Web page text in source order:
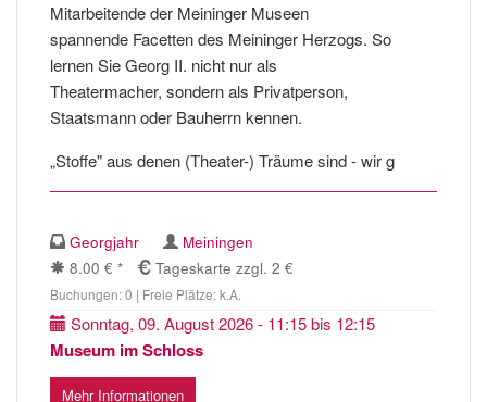
Mitarbeitende der Meininger Museen
spannende Facetten des Meininger Herzogs. So
lernen Sie Georg II. nicht nur als
Theatermacher, sondern als Privatperson,
Staatsmann oder Bauherrn kennen.
„Stoffe" aus denen (Theater-) Träume sind - wir g
Georgjahr
Meiningen
8.00 € *
Tageskarte zzgl. 2 €
Buchungen: 0 | Freie Plätze: k.A.
Sonntag, 09. August 2026 - 11:15 bis 12:15
Museum im Schloss
Mehr Informationen